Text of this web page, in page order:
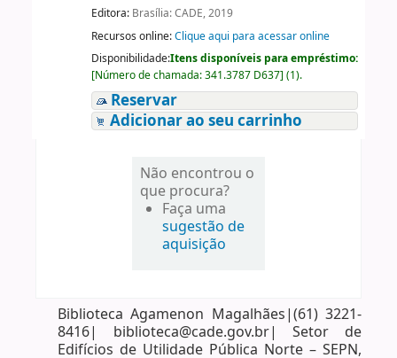
Editora: Brasília: CADE, 2019
Recursos online:Clique aqui para acessar online
Disponibilidade:Itens disponíveis para empréstimo:
[Número de chamada:341.3787 D637] (1).
Reservar
Adicionar ao seu carrinho
Não encontrou o
que procura?
Faça uma
sugestão de
aquisição
Biblioteca Agamenon Magalhães|(61) 3221-
8416| biblioteca@cade.gov.br| Setor de
Edifícios de Utilidade Pública Norte – SEPN,